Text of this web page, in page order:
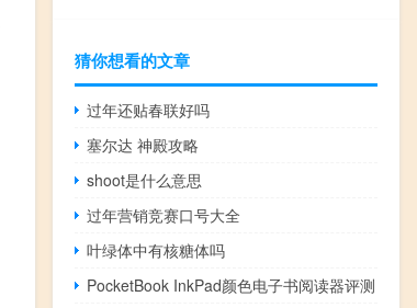
猜你想看的文章
过年还贴春联好吗
塞尔达 神殿攻略
shoot是什么意思
过年营销竞赛口号大全
叶绿体中有核糖体吗
PocketBook InkPad颜色电子书阅读器评测